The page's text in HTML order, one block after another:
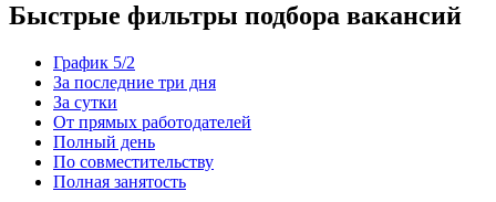
Быстрые фильтры подбора вакансий
График 5/2
За последние три дня
За сутки
От прямых работодателей
Полный день
По совместительству
Полная занятость